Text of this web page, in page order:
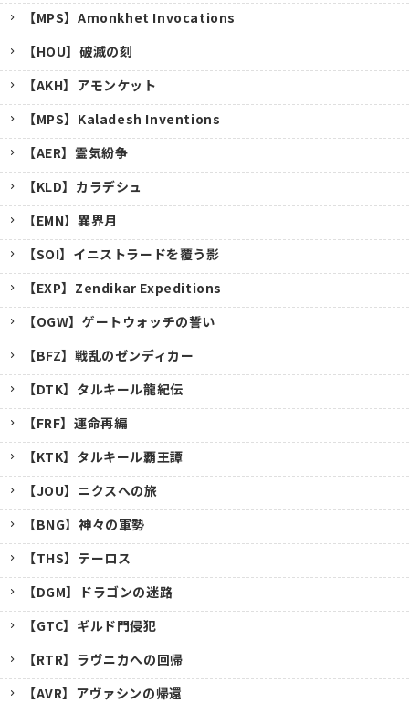
【MPS】Amonkhet Invocations
【HOU】破滅の刻
【AKH】アモンケット
【MPS】Kaladesh Inventions
【AER】霊気紛争
【KLD】カラデシュ
【EMN】異界月
【SOI】イニストラードを覆う影
【EXP】Zendikar Expeditions
【OGW】ゲートウォッチの誓い
【BFZ】戦乱のゼンディカー
【DTK】タルキール龍紀伝
【FRF】運命再編
【KTK】タルキール覇王譚
【JOU】ニクスへの旅
【BNG】神々の軍勢
【THS】テーロス
【DGM】ドラゴンの迷路
【GTC】ギルド門侵犯
【RTR】ラヴニカへの回帰
【AVR】アヴァシンの帰還